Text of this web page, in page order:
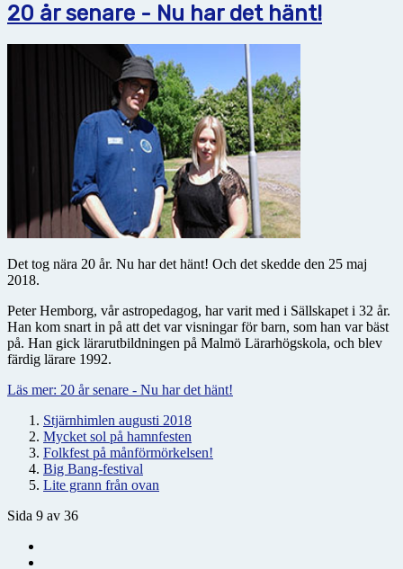
20 år senare - Nu har det hänt!
Det tog nära 20 år. Nu har det hänt! Och det skedde den 25 maj
2018.
Peter Hemborg, vår astropedagog, har varit med i Sällskapet i 32 år.
Han kom snart in på att det var visningar för barn, som han var bäst
på. Han gick lärarutbildningen på Malmö Lärarhögskola, och blev
färdig lärare 1992.
Läs mer: 20 år senare - Nu har det hänt!
Stjärnhimlen augusti 2018
Mycket sol på hamnfesten
Folkfest på månförmörkelsen!
Big Bang-festival
Lite grann från ovan
Sida 9 av 36